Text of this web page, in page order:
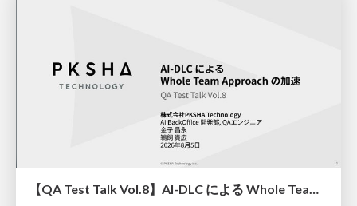
【QA Test Talk Vol.8】AI-DLC による Whole Team Approach の加速